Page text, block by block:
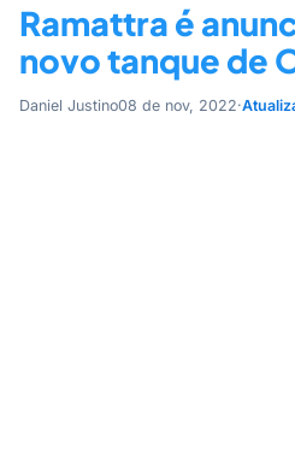
Ramattra é
novo tanque de
Daniel Justino08 de nov, 2022·